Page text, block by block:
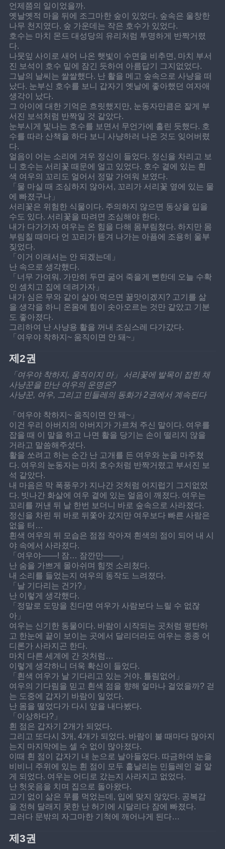
언제쯤의 일이었을까.
옛날옛적 마을 뒤에 조그마한 숲이 있었다. 숲속은 울창한
나무 천지였다. 숲 가운데는 작은 호수가 있었다.
호수는 마치 몬드 대성당의 유리처럼 투명하게 반짝거렸
다.
나뭇잎 사이로 새어 나온 햇빛이 수면을 비추면, 마치 부서
진 보석이 호수 밑에 잠긴 듯하여 아름답기 그지없었다.
그날의 날씨는 쌀쌀했다. 난 활을 메고 숲속으로 사냥을 떠
났다. 눈부신 호수를 보니 갑자기 옛날에 좋아했던 여자애
생각이 났다.
그 아이에 대한 기억은 흐릿했지만, 눈동자만큼은 잘게 부
서진 보석처럼 반짝일 것 같았다.
눈부시게 빛나는 호수를 보면서 무언가에 홀린 듯했다. 호
수를 따라 산책을 하다 보니 사냥하러 나온 것도 잊어버렸
다.
얼음이 어는 소리에 겨우 정신이 들었다. 정신을 차리고 보
니 호수는 서리꽃 때문에 얼고 있었다. 호수 곁에 있는 흰
색 여우의 꼬리도 얼어서 정말 가여워 보였다.
「물 마실 때 조심하지 않아서, 꼬리가 서리꽃 옆에 있는 물
에 빠졌구나」
서리꽃은 위험한 식물이다. 주의하지 않으면 동상을 입을
수도 있다. 서리꽃을 따려면 조심해야 한다.
내가 다가가자 여우는 온 힘을 다해 몸부림쳤다. 하지만 몸
부림칠 때마다 언 꼬리가 뜯겨 나가는 아픔에 조용히 울부
짖었다.
「이거 이래서는 안 되겠는데」
난 속으로 생각했다.
「너무 가여워. 가만히 두면 굶어 죽을게 뻔한데 오늘 수확
인 셈치고 집에 데려가자」
내가 심은 무와 같이 삶아 먹으면 꿀맛이겠지? 고기를 삶
을 생각을 하니 온몸에 힘이 솟아오르는 것만 같았고 기분
도 좋아졌다.
그리하여 난 사냥용 활을 꺼내 조심스레 다가갔다.
「여우야 착하지~ 움직이면 안 돼~」
제2권
「여우야 착하지, 움직이지 마」 서리꽃에 발목이 잡힌 채
사냥꾼을 만난 여우의 운명은?
사냥꾼, 여우, 그리고 민들레의 동화가 2권에서 계속된다
「여우야 착하지~ 움직이면 안 돼~」
이건 우리 아버지의 아버지가 가르쳐 주신 말이다. 여우를
잡을 때 이 말을 하고 나면 활을 당기는 손이 떨리지 않을
거라고 말씀해주셨다.
활을 쏘려고 하는 순간 난 고개를 든 여우와 눈을 마주쳤
다. 여우의 눈동자는 마치 호수처럼 반짝거렸고 부서진 보
석 같았다.
내 마음은 막 폭풍우가 지나간 것처럼 어지럽기 그지없었
다. 빗나간 화살에 여우 곁에 있는 얼음이 깨졌다. 여우는
꼬리를 꺼낸 뒤 날 한번 보더니 바로 숲속으로 사라졌다.
정신을 차린 뒤 바로 뒤쫓아 갔지만 여우보다 빠른 사람은
없을 터…
흰색 여우의 뒤 모습은 점점 작아져 흰색의 점이 되어 내 시
야 속에서 사라졌다.
「여우야——! 잠… 잠깐만——」
난 숨을 가쁘게 몰아쉬며 힘껏 소리쳤다.
내 소리를 들었는지 여우의 동작도 느려졌다.
「날 기다리는 건가?」
난 이렇게 생각했다.
「정말로 도망을 친다면 여우가 사람보다 느릴 수 없잖
아」
여우는 신기한 동물이다. 바람이 시작되는 곳처럼 평탄하
고 한눈에 끝이 보이는 곳에서 달리더라도 여우는 종종 어
디론가 사라지곤 한다.
마치 다른 세계에 간 것처럼…
이렇게 생각하니 더욱 확신이 들었다.
「흰색 여우가 날 기다리고 있는 거야. 틀림없어」
여우의 기다림을 믿고 흰색 점을 향해 얼마나 걸었을까? 걷
는 도중에 갑자기 바람이 일었다.
난 몸을 떨었다가 다시 앞을 내다봤다.
「이상하다?」
흰 점은 갑자기 2개가 되었다.
그리고 또다시 3개, 4개가 되었다. 바람이 불 때마다 많아지
는지 마지막에는 셀 수 없이 많아졌다.
이때 흰 점이 갑자기 내 눈으로 날아들었다. 따금하여 눈을
비비니 주위에 있는 흰 점이 모두 흩날리는 민들레인 걸 알
게 되었다. 여우는 어디로 갔는지 사라지고 없었다.
난 헛웃음을 치며 집으로 돌아왔다.
고기 없이 삶은 무를 먹었는데, 입에 맞지 않았다. 공복감
을 전혀 달래지 못한 난 허기에 시달리다 잠에 빠졌다.
그러다 문밖의 자그마한 기척에 깨어나게 된다…
제3권